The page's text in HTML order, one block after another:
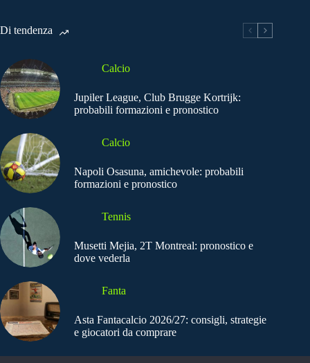
Di tendenza
Calcio
Jupiler League, Club Brugge Kortrijk:
probabili formazioni e pronostico
Calcio
Napoli Osasuna, amichevole: probabili
formazioni e pronostico
Tennis
Musetti Mejia, 2T Montreal: pronostico e
dove vederla
Fanta
Asta Fantacalcio 2026/27: consigli, strategie
e giocatori da comprare